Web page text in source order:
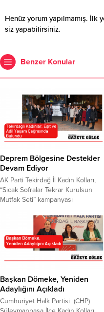
Henüz yorum yapılmamış. İlk
siz yapabilirsiniz.
Benzer Konular
Deprem Bölgesine Destekler
Devam Ediyor
AK Parti Tekirdağ İl Kadın Kolları,
“Sıcak Sofralar Tekrar Kurulsun
Mutfak Seti” kampanyası
destekleri devam ettiriyor. Konuyla
ilgili açıklamada bulunan Kadın
Kolları Başkanı Nihal Köşdere,
yaşanan depremler sonrası
teşkilatların ilk günden itibaren
seferber olduklarını
belirtti.Depremden etkilenen
vatandaşların çadır kent ve
konteyner kentlerde ziyaret
Başkan Dömeke, Yeniden
Adaylığını Açıkladı
Cumhuriyet Halk Partisi (CHP)